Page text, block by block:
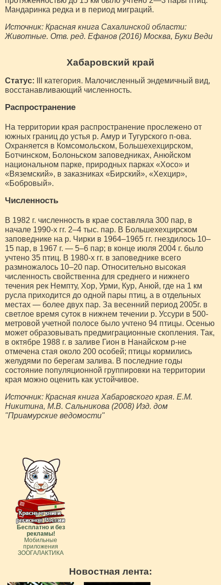
Мандаринка редка и в период миграций.
Источник: Красная книга Сахалинской области:
Животные. Отв. ред. Ефанов (2016) Москва, Буки Веди
Хабаровский край
Статус: III категория. Малочисленный эндемичный вид,
восстанавливающий численность.
Распространение
На территории края распространение прослежено от
южных границ до устья р. Амур и Тугурского п-ова.
Охраняется в Комсомольском, Большехехцирском,
Ботчинском, Болоньском заповедниках, Анюйском
национальном парке, природных парках «Хосо» и
«Вяземский», в заказниках «Бирский», «Хехцир»,
«Бобровый».
Численность
В 1982 г. численность в крае составляла 300 пар, в
начале 1990-х гг. 2–4 тыс. пар. В Большехехцирском
заповеднике на р. Чирки в 1964–1965 гг. гнездилось 10–
15 пар, в 1967 г. — 5–6 пар; в конце июля 2004 г. было
учтено 35 птиц. В 1980-х гг. в заповеднике всего
размножалось 10–20 пар. Относительно высокая
численность свойственна для среднего и нижнего
течения рек Немпту, Хор, Урми, Кур, Анюй, где на 1 км
русла приходится до одной пары птиц, а в отдельных
местах — более двух пар. За весенний период 2005г. в
светлое время суток в нижнем течении р. Уссури в 500-
метровой учетной полосе было учтено 94 птицы. Осенью
может образовывать предмиграционные скопления. Так,
в октябре 1988 г. в заливе Гион в Нанайском р-не
отмечена стая около 200 особей; птицы кормились
желудями по берегам залива. В последние годы
состояние популяционной группировки на территории
края можно оценить как устойчивое.
Источник: Красная книга Хабаровского края. Е.М.
Никитина, М.В. Сальникова (2008) Изд. дом
"Приамурские ведомости"
Бесплатно и без
рекламы!
Мобильные
приложения
ЗООГАЛАКТИКА
Новостная лента: